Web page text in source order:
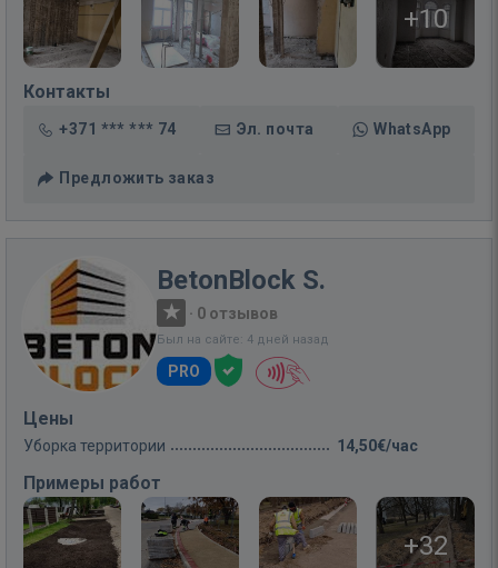
+10
Контакты
+371 *** *** 74 Эл. почта WhatsApp
Предложить заказ
BetonBlock S.
· 0 отзывов
Был на сайте: 4 дней назад
PRO
Цены
Уборка территории 14,50€/час
Примеры работ
+32